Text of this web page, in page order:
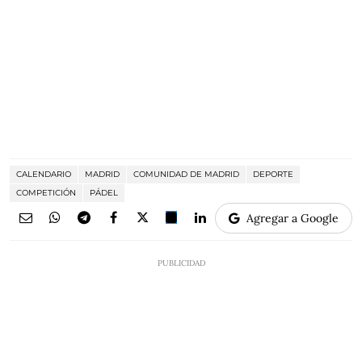
CALENDARIO MADRID COMUNIDAD DE MADRID
DEPORTE
COMPETICIÓN
PÁDEL
Agregar a Google